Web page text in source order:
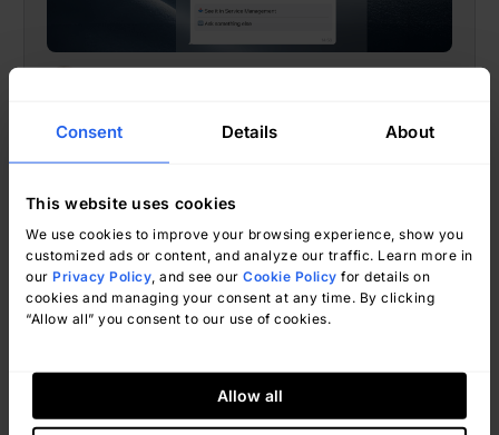
Consent Details About
This website uses cookies
We use cookies to improve your browsing experience, show you
customized ads or content, and analyze our traffic. Learn more in
our Privacy Policy , and see our Cookie Policy for details on
cookies and managing your consent at any time. By clicking
“Allow all” you consent to our use of cookies.
Allow all
I 10 migliori sistemi di biglietteria
nel 2026: Analisi e caratteristiche